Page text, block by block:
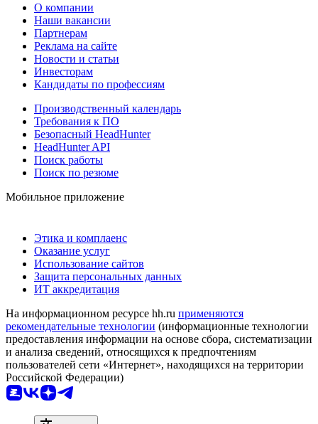
О компании
Наши вакансии
Партнерам
Реклама на сайте
Новости и статьи
Инвесторам
Кандидаты по профессиям
Производственный календарь
Требования к ПО
Безопасный HeadHunter
HeadHunter API
Поиск работы
Поиск по резюме
Мобильное приложение
Этика и комплаенс
Оказание услуг
Использование сайтов
Защита персональных данных
ИТ аккредитация
На информационном ресурсе hh.ru применяются
рекомендательные технологии (информационные технологии
предоставления информации на основе сбора, систематизации
и анализа сведений, относящихся к предпочтениям
пользователей сети «Интернет», находящихся на территории
Российской Федерации)